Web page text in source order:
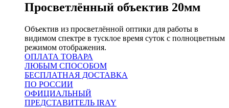
Просветлённый объектив 20мм
Объектив из просветлённой оптики для работы в
видимом спектре в тусклое время суток с полноцветным
режимом отображения.
ОПЛАТА ТОВАРА
ЛЮБЫМ СПОСОБОМ
БЕСПЛАТНАЯ ДОСТАВКА
ПО РОССИИ
ОФИЦИАЛЬНЫЙ
ПРЕДСТАВИТЕЛЬ IRAY